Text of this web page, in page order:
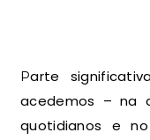
Parte significativa da informação atual a que
acedemos – na
quotidianos e